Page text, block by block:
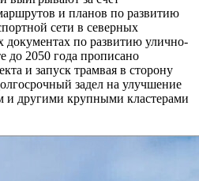
и планов по развитию
сети в северных
документах по развитию улично-
до 2050 года прописано
и запуск трамвая в сторону
задел на улучшение
и другими крупными кластерами